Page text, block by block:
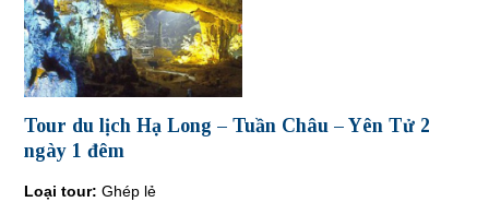
Tour du lịch Hạ Long – Tuần Châu – Yên Tử 2
ngày 1 đêm
Loại tour:Ghép lẻ